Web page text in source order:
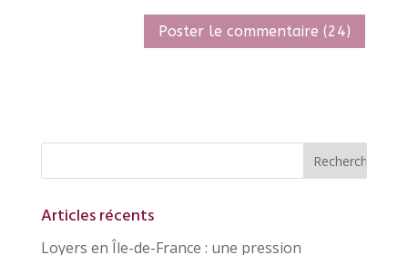
Articles récents
Loyers en Île-de-France : une pression